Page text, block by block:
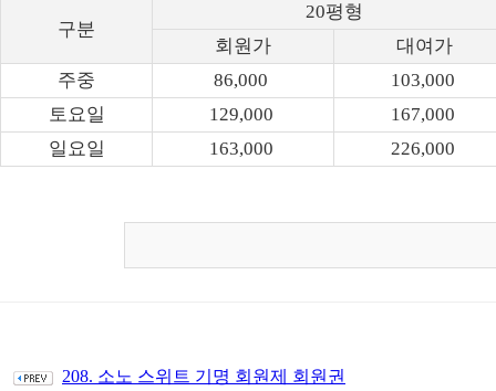
구분
20평형
회원가
대여가
주중
86,000
103,000
토요일
129,000
167,000
일요일
163,000 226,000
208. 소노 스위트 기명 회원제 회원권